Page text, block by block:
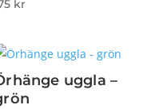
kr
uggla –